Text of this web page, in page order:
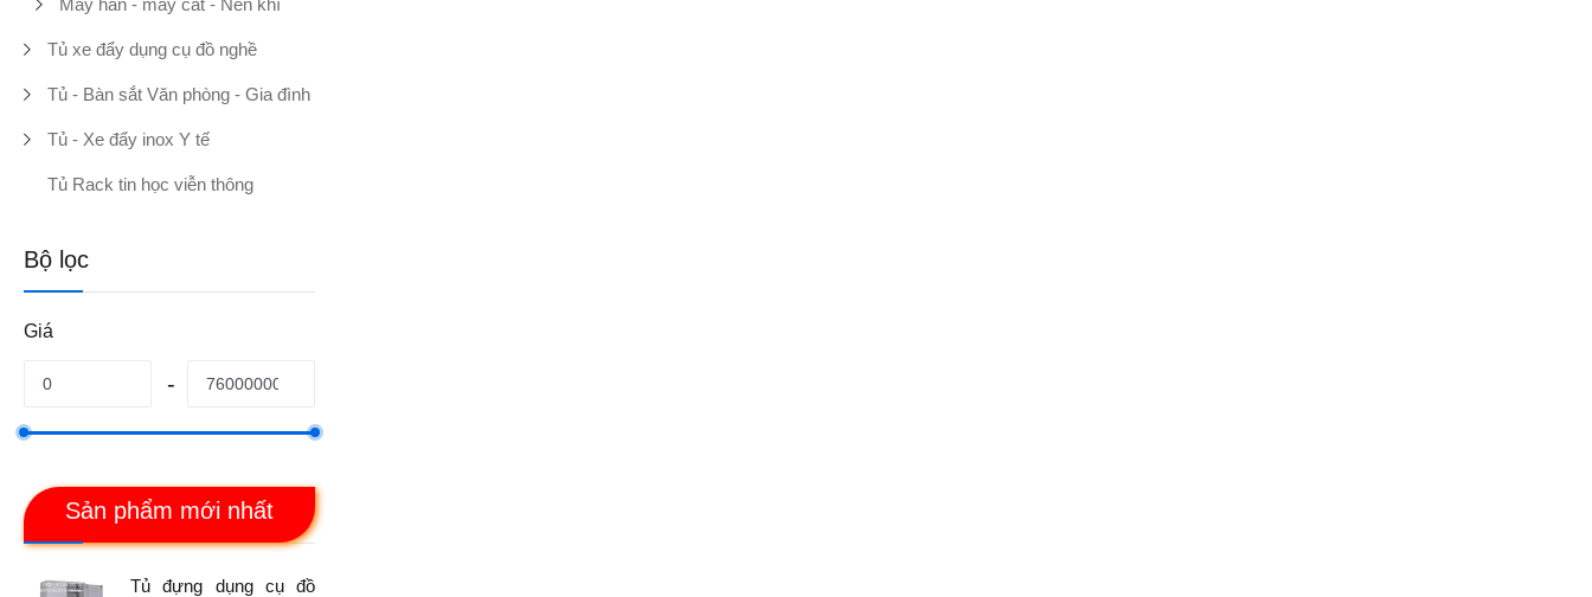
Máy hàn - máy cắt - Nén khí
Tủ xe đẩy dụng cụ đồ nghề
Tủ - Bàn sắt Văn phòng - Gia đình
Tủ - Xe đẩy inox Y tế
Tủ Rack tin học viễn thông
Bộ lọc
Giá
Sản phẩm mới nhất
Tủ đựng dụng cụ đồ